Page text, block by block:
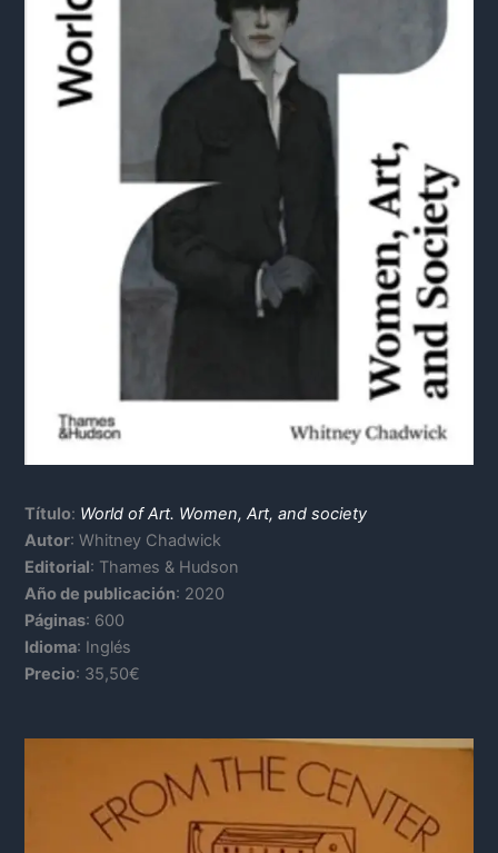
Título: World of Art. Women, Art, and society
Autor: Whitney Chadwick
Editorial: Thames & Hudson
Año de publicación: 2020
Páginas: 600
Idioma: Inglés
Precio: 35,50€